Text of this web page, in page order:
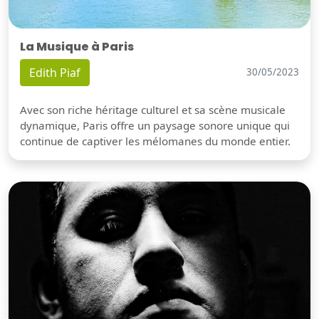
La Musique à Paris
Edith Piaf 30/05/2023
Avec son riche héritage culturel et sa scène musicale
dynamique, Paris offre un paysage sonore unique qui
continue de captiver les mélomanes du monde entier.